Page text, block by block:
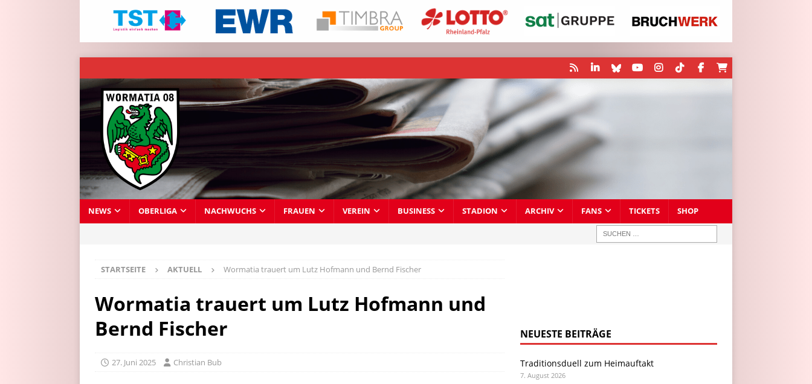
NEWS OBERLIGA NACHWUCHS FRAUEN VEREIN BUSINESS STADION ARCHIV FANS TICKETS SHOP
STARTSEITE AKTUELL Wormatia trauert um Lutz Hofmann und Bernd Fischer
Wormatia trauert um Lutz Hofmann und
Bernd Fischer
27. Juni 2025 Christian Bub
NEUESTE BEITRÄGE
Traditionsduell zum Heimauftakt
7. August 2026